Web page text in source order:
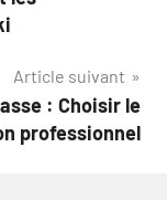
Article suivant
: Choisir le
professionnel